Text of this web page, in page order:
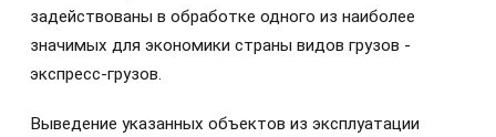
задействованы в обработке одного из наиболее
значимых для экономики страны видов грузов -
экспресс-грузов.
Выведение указанных объектов из эксплуатации